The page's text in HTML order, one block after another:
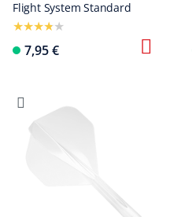
Flight System Standard
7,95 €